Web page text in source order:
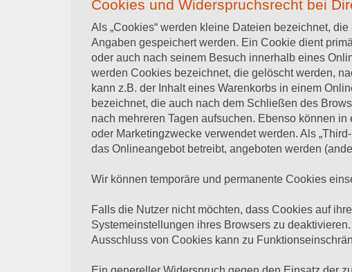
Cookies und Widerspruchsrecht bei
Als „Cookies“ werden kleine Dateien bezeichnet,
Angaben gespeichert werden. Ein Cookie dient
oder auch nach seinem Besuch innerhalb eines
werden Cookies bezeichnet, die gelöscht werden,
kann z.B. der Inhalt eines Warenkorbs in einem
bezeichnet, die auch nach dem Schließen des
nach mehreren Tagen aufsuchen. Ebenso können
oder Marketingzwecke verwendet werden. Als
das Onlineangebot betreibt, angeboten werden
Wir können temporäre und permanente Cookies
Falls die Nutzer nicht möchten, dass Cookies auf
Systemeinstellungen ihres Browsers zu
Ausschluss von Cookies kann zu